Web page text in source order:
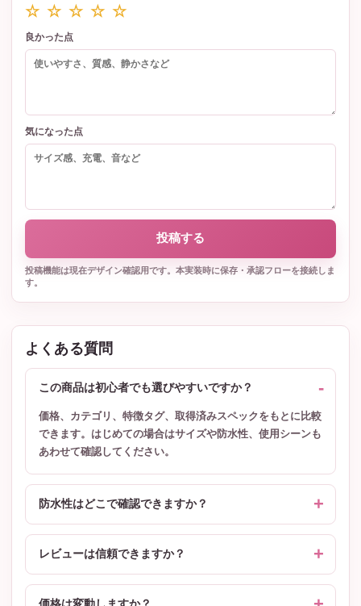
☆ ☆ ☆ ☆ ☆
良かった点
気になった点
投稿する
投稿機能は現在デザイン確認用です。本実装時に保存・承認フローを接続しま
す。
よくある質問
この商品は初心者でも選びやすいですか？
価格、カテゴリ、特徴タグ、取得済みスペックをもとに比較
できます。はじめての場合はサイズや防水性、使用シーンも
あわせて確認してください。
防水性はどこで確認できますか？
レビューは信頼できますか？
価格は変動しますか？